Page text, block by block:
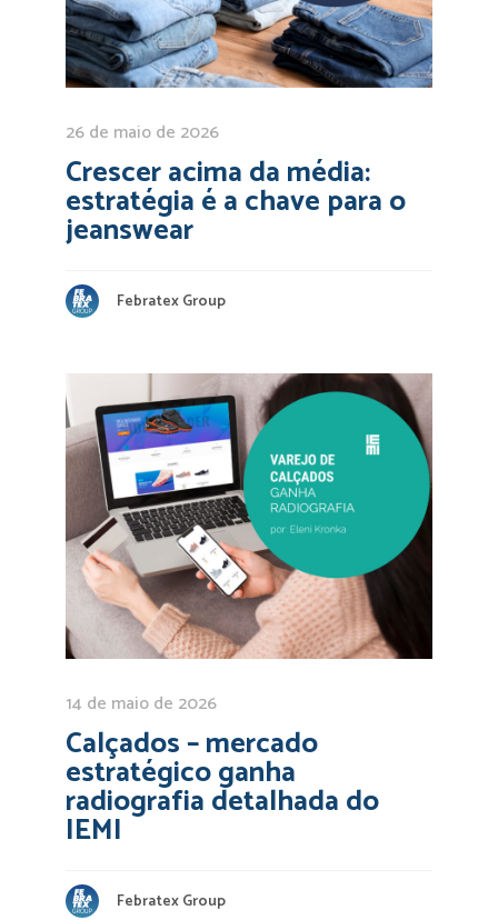
26 de maio de 2026
Crescer acima da média:
estratégia é a chave para o
jeanswear
Febratex Group
14 de maio de 2026
Calçados – mercado
estratégico ganha
radiografia detalhada do
IEMI
Febratex Group